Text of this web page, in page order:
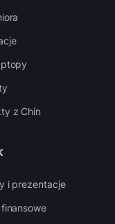
z Chin
i prezentacje